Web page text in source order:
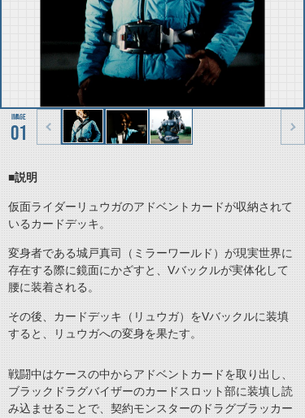
01
■説明
仮面ライダーリュウガのアドベントカードが収納されて
いるカードデッキ。
変身者である城戸真司（ミラーワールド）が現実世界に
存在する際に鏡面にかざすと、Vバックルが実体化して
腰に装着される。
その後、カードデッキ（リュウガ）をVバックルに装填
すると、リュウガへの変身を果たす。
戦闘中はケースの中からアドベントカードを取り出し、
ブラックドラグバイザーのカードスロット部に装填し読
み込ませることで、契約モンスターのドラグブラッカー